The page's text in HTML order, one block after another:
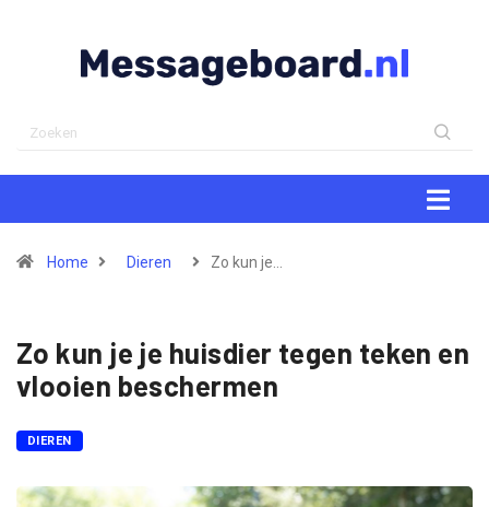
Home Dieren Zo kun je…
Zo kun je je huisdier tegen teken en
vlooien beschermen
DIEREN